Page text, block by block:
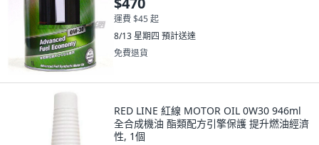
運費 $45 起
8/13 星期四 預計送達
免費退貨
RED LINE 紅線 MOTOR OIL 0W30 946ml
全合成機油 酯類配方引擎保護 提升燃油經濟
性, 1個